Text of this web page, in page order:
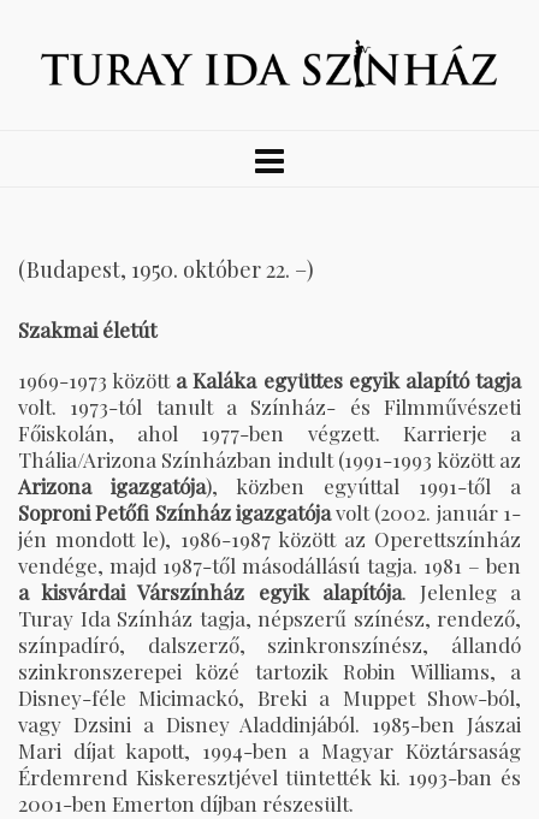
(Budapest, 1950. október 22. –)
Szakmai életút
1969-1973 között aKaláka együttesegyik alapító tagja
volt. 1973-tól tanult a Színház- és Filmművészeti
Főiskolán, ahol 1977-ben végzett. Karrierje a
Thália/Arizona Színházban indult (1991-1993 között az
Arizona igazgatója), közben egyúttal 1991-től a
Soproni Petőfi Színházigazgatójavolt (2002. január 1-
jén mondott le), 1986-1987 között az Operettszínház
vendége, majd 1987-től másodállású tagja. 1981 – ben
akisvárdai Várszínház egyik alapítója. Jelenleg a
Turay Ida Színház tagja, népszerű színész, rendező,
színpadíró, dalszerző, szinkronszínész, állandó
szinkronszerepei közé tartozik Robin Williams, a
Disney-féle Micimackó, Breki a Muppet Show-ból,
vagy Dzsini a Disney Aladdinjából. 1985-ben Jászai
Mari díjat kapott, 1994-ben a Magyar Köztársaság
Érdemrend Kiskeresztjével tüntették ki. 1993-ban és
2001-ben Emerton díjban részesült.